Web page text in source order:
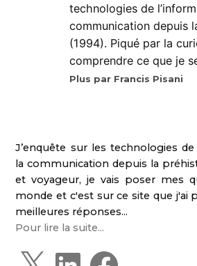
technologies de
communication depuis
(1994). Piqué par la
comprendre ce que je
Plus par Francis Pisani
J’enquête sur les technologies
la communication depuis la
et voyageur, je vais poser mes
monde et c'est sur ce site que j'ai
meilleures réponses...
Pour lire la suite...
X
L
a